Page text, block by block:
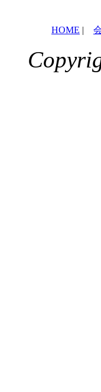
HOME |